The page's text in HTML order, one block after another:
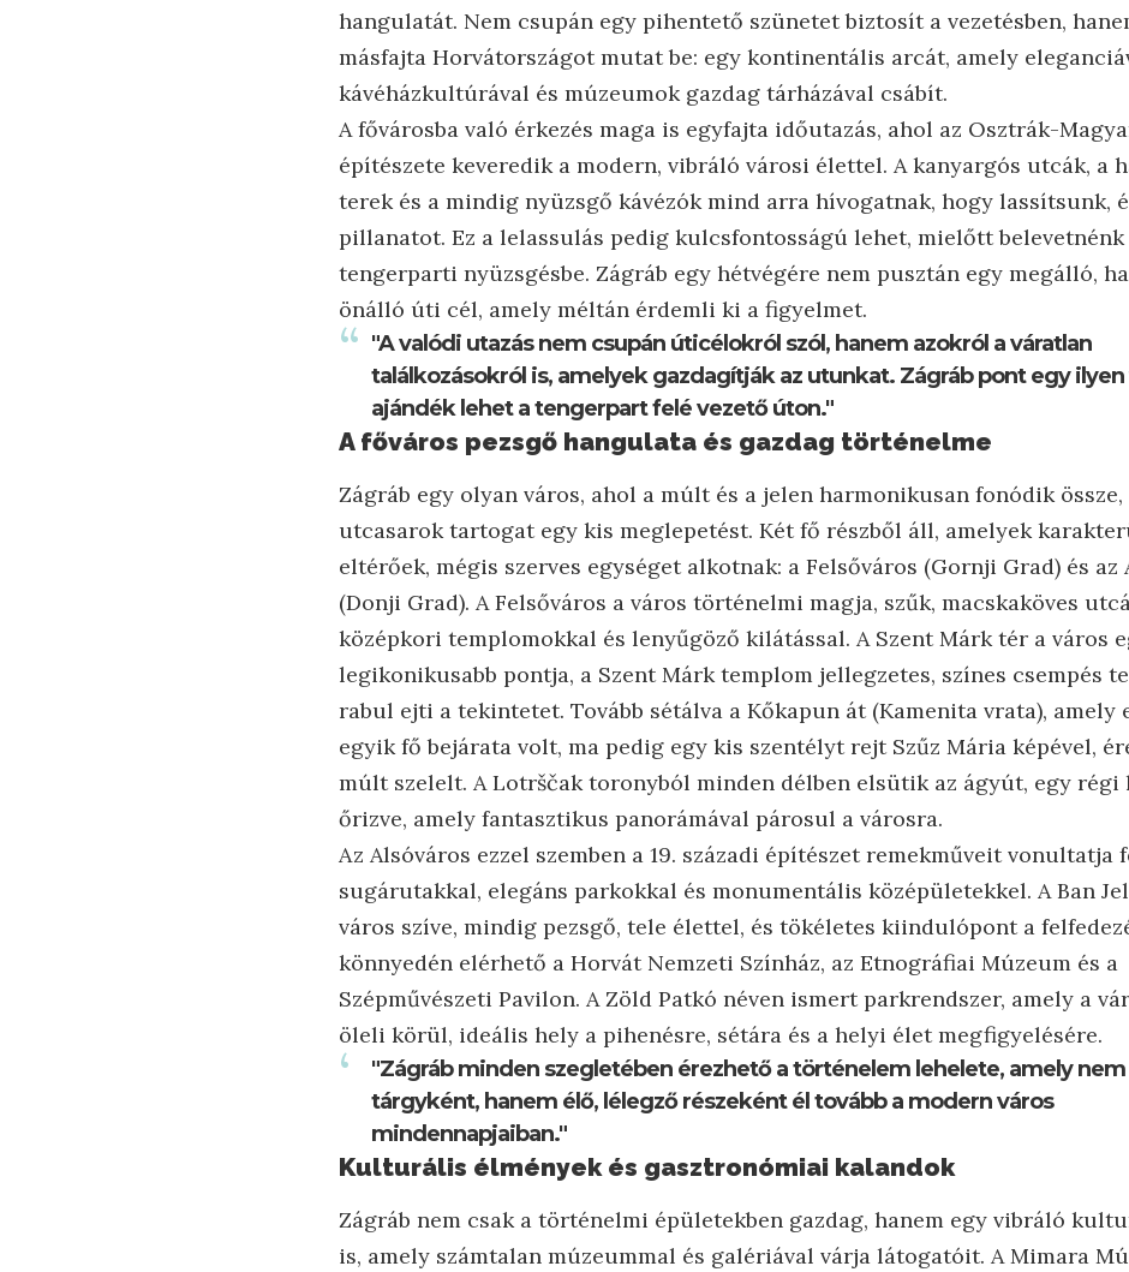
hangulatát. Nem csupán egy pihentető szünetet biztosít a vezetésben,
másfajta Horvátországot mutat be: egy kontinentális arcát, amely
kávéházkultúrával és múzeumok gazdag tárházával csábít.
A fővárosba való érkezés maga is egyfajta időutazás, ahol az Osztrák-
építészete keveredik a modern, vibráló városi élettel. A kanyargós utcák, a
terek és a mindig nyüzsgő kávézók mind arra hívogatnak, hogy lassítsunk,
pillanatot. Ez a lelassulás pedig kulcsfontosságú lehet, mielőtt
tengerparti nyüzsgésbe. Zágráb egy hétvégére nem pusztán egy megálló,
önálló úti cél, amely méltán érdemli ki a figyelmet.
"A valódi utazás nem csupán úticélokról szól, hanem azokról a váratlan
találkozásokról is, amelyek gazdagítják az utunkat. Zágráb pont egy ilyen
ajándék lehet a tengerpart felé vezető úton."
A főváros pezsgő hangulata és gazdag történelme
Zágráb egy olyan város, ahol a múlt és a jelen harmonikusan fonódik
utcasarok tartogat egy kis meglepetést. Két fő részből áll, amelyek
eltérőek, mégis szerves egységet alkotnak: a Felsőváros (Gornji Grad) és az
(Donji Grad). A Felsőváros a város történelmi magja, szűk, macskaköves
középkori templomokkal és lenyűgöző kilátással. A Szent Márk tér a város
legikonikusabb pontja, a Szent Márk templom jellegzetes, színes csempés
rabul ejti a tekintetet. Tovább sétálva a Kőkapun át (Kamenita vrata), amely
egyik fő bejárata volt, ma pedig egy kis szentélyt rejt Szűz Mária képével,
múlt szelelt. A Lotrščak toronyból minden délben elsütik az ágyút, egy régi
őrizve, amely fantasztikus panorámával párosul a városra.
Az Alsóváros ezzel szemben a 19. századi építészet remekműveit vonultatja
sugárutakkal, elegáns parkokkal és monumentális középületekkel. A Ban
város szíve, mindig pezsgő, tele élettel, és tökéletes kiindulópont a
könnyedén elérhető a Horvát Nemzeti Színház, az Etnográfiai Múzeum és a
Szépművészeti Pavilon. A Zöld Patkó néven ismert parkrendszer, amely a
öleli körül, ideális hely a pihenésre, sétára és a helyi élet megfigyelésére.
"Zágráb minden szegletében érezhető a történelem lehelete, amely
tárgyként, hanem élő, lélegző részeként él tovább a modern város
mindennapjaiban."
Kulturális élmények és gasztronómiai kalandok
Zágráb nem csak a történelmi épületekben gazdag, hanem egy vibráló
is, amely számtalan múzeummal és galériával várja látogatóit. A Mimara